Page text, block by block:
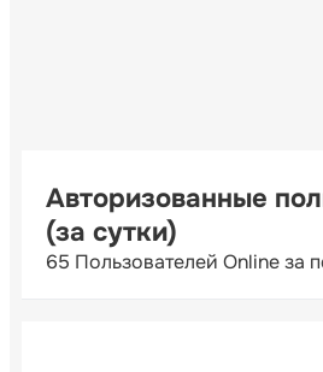
Авторизованные
(за сутки)
65 Пользователей Online за